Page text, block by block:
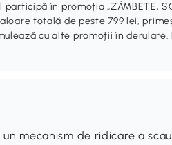
participă în promoția „ZÂMBETE,
totală de peste 799 lei,
cu alte promoții în
un mecanism de ridicare a